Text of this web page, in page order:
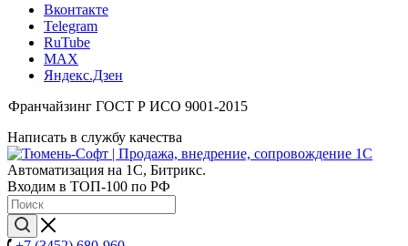
Вконтакте
Telegram
RuTube
MAX
Яндекс.Дзен
Франчайзинг ГОСТ Р ИСО 9001-2015
Написать в службу качества
Автоматизация на 1С, Битрикс.
Входим в ТОП-100 по РФ